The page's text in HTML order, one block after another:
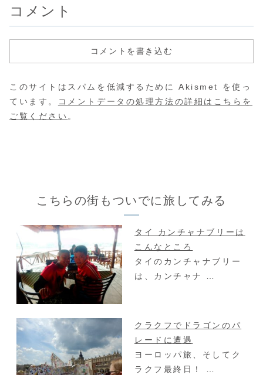
.
コメント
コメントを書き込む
このサイトはスパムを低減するために Akismet を使っ
ています。
コメントデータの処理方法の詳細はこちらを
ご覧ください 。
こちらの街もついでに旅してみる
タイ カンチャナブリーは
こんなところ
タイのカンチャナブリー
は、カンチャナ …
クラクフでドラゴンのパ
レードに遭遇
ヨーロッパ旅、そしてク
ラクフ最終日！ …